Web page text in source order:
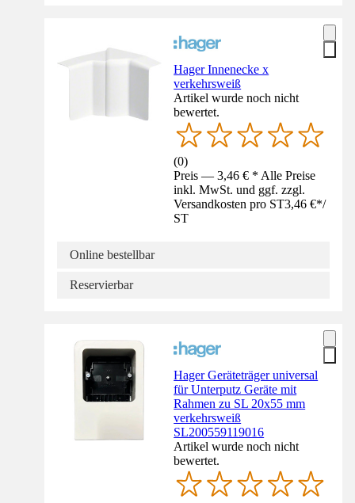
Hager Innenecke x
verkehrsweiß
Artikel wurde noch nicht
bewertet.
(0)
Preis — 3,46 € * Alle Preise
inkl. MwSt. und ggf. zzgl.
Versandkosten pro ST3,46 €*/
ST
Online bestellbar
Reservierbar
Hager Geräteträger universal
für Unterputz Geräte mit
Rahmen zu SL 20x55 mm
verkehrsweiß
SL200559119016
Artikel wurde noch nicht
bewertet.